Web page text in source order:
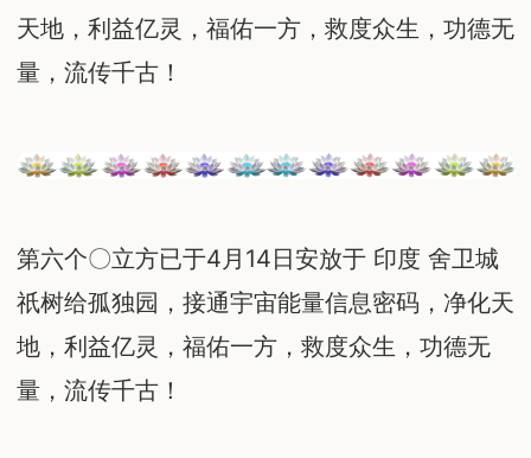
天地，利益亿灵，福佑一方，救度众生，功德无
量，流传千古！
第六个〇立方已于4月14日安放于 印度 舍卫城
祇树给孤独园，接通宇宙能量信息密码，净化天
地，利益亿灵，福佑一方，救度众生，功德无
量，流传千古！